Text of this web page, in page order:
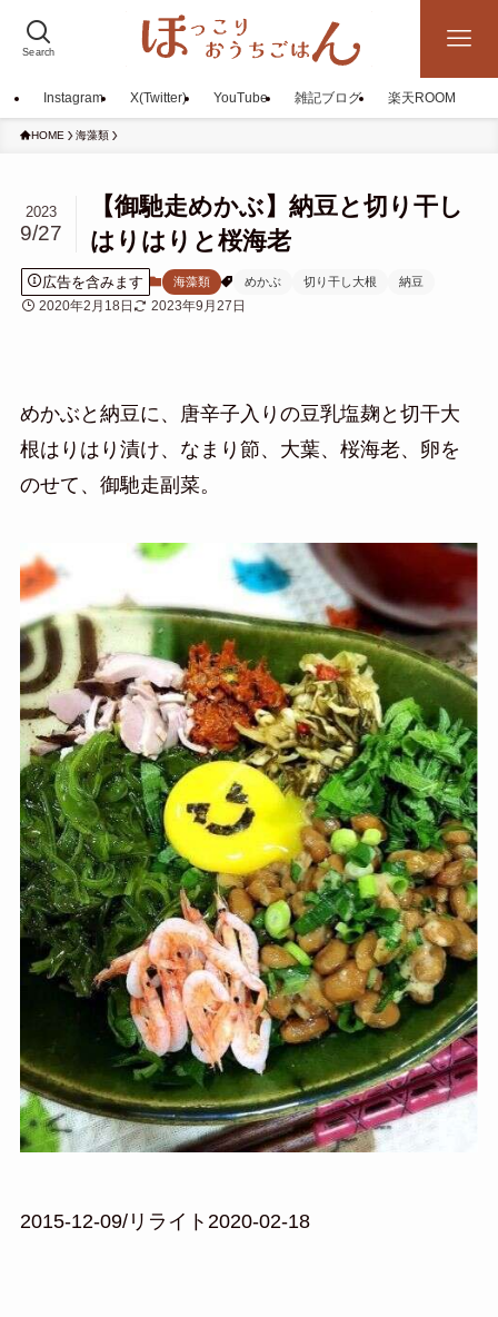
Search
Instagram X(Twitter) YouTube 雑記ブログ 楽天ROOM
HOME 海藻類
【御馳走めかぶ】納豆と切り干し
はりはりと桜海老
2023
9/27
広告を含みます 海藻類 めかぶ 切り干し大根 納豆
2020年2月18日 2023年9月27日
めかぶと納豆に、唐辛子入りの豆乳塩麹と切干大
根はりはり漬け、なまり節、大葉、桜海老、卵を
のせて、御馳走副菜。
2015-12-09/リライト2020-02-18